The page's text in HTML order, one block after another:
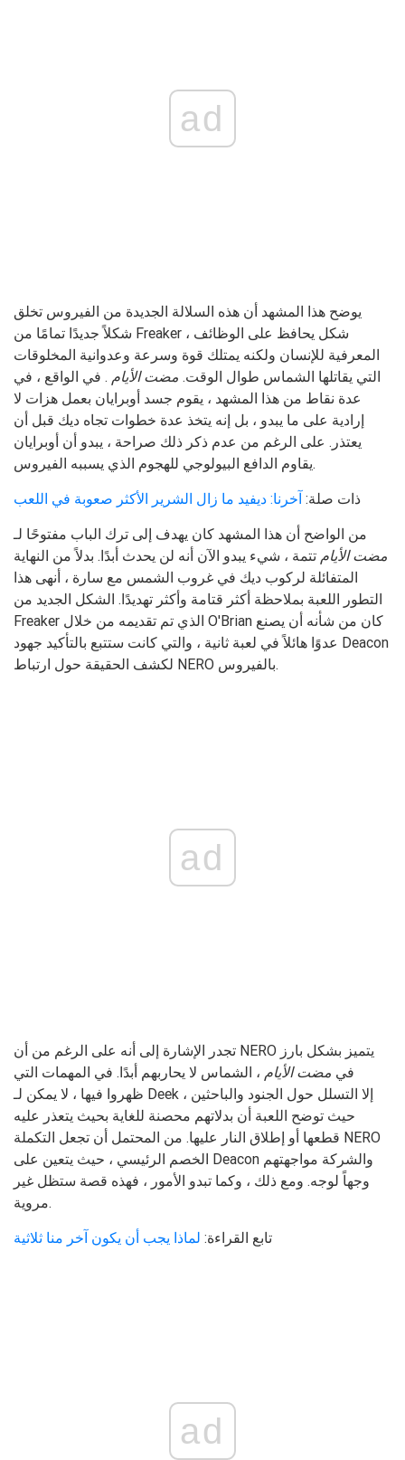
ad
يوضح هذا المشهد أن هذه السلالة الجديدة من الفيروس تخلق
شكلاً جديدًا تمامًا من Freaker ، شكل يحافظ على الوظائف
المعرفية للإنسان ولكنه يمتلك قوة وسرعة وعدوانية المخلوقات
التي يقاتلها الشماس طوال الوقت. مضت الأيام . في الواقع ، في
عدة نقاط من هذا المشهد ، يقوم جسد أوبرايان بعمل هزات لا
إرادية على ما يبدو ، بل إنه يتخذ عدة خطوات تجاه ديك قبل أن
يعتذر. على الرغم من عدم ذكر ذلك صراحة ، يبدو أن أوبرايان
يقاوم الدافع البيولوجي للهجوم الذي يسببه الفيروس.
ذات صلة: آخرنا: ديفيد ما زال الشرير الأكثر صعوبة في اللعب
من الواضح أن هذا المشهد كان يهدف إلى ترك الباب مفتوحًا لـ
مضت الأيام تتمة ، شيء يبدو الآن أنه لن يحدث أبدًا. بدلاً من النهاية
المتفائلة لركوب ديك في غروب الشمس مع سارة ، أنهى هذا
التطور اللعبة بملاحظة أكثر قتامة وأكثر تهديدًا. الشكل الجديد من
Freaker الذي تم تقديمه من خلال O'Brian كان من شأنه أن يصنع
عدوًا هائلاً في لعبة ثانية ، والتي كانت ستتبع بالتأكيد جهود Deacon
لكشف الحقيقة حول ارتباط NERO بالفيروس.
ad
تجدر الإشارة إلى أنه على الرغم من أن NERO يتميز بشكل بارز
في مضت الأيام ، الشماس لا يحاربهم أبدًا. في المهمات التي
ظهروا فيها ، لا يمكن لـ Deek إلا التسلل حول الجنود والباحثين ،
حيث توضح اللعبة أن بدلاتهم محصنة للغاية بحيث يتعذر عليه
قطعها أو إطلاق النار عليها. من المحتمل أن تجعل التكملة NERO
الخصم الرئيسي ، حيث يتعين على Deacon والشركة مواجهتهم
وجهاً لوجه. ومع ذلك ، وكما تبدو الأمور ، فهذه قصة ستظل غير
مروية.
تابع القراءة: لماذا يجب أن يكون آخر منا ثلاثية
ad